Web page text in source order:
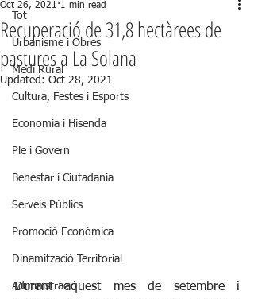
Tot
Urbanisme i Obres
Medi Rural
Cultura, Festes i Esports
Economia i Hisenda
Ple i Govern
Benestar i Ciutadania
Serveis Públics
Promoció Econòmica
Dinamització Territorial
Administració
Recuperació de 31,8 hectàrees de
pastures a La Solana
Oct 26, 2021 1 min read
Updated: Oct 28, 2021
Durant aquest mes de setembre i